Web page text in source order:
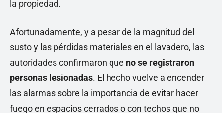
la propiedad.
Afortunadamente, y a pesar de la magnitud del
susto y las pérdidas materiales en el lavadero, las
autoridades confirmaron que no se registraron
personas lesionadas. El hecho vuelve a encender
las alarmas sobre la importancia de evitar hacer
fuego en espacios cerrados o con techos que no